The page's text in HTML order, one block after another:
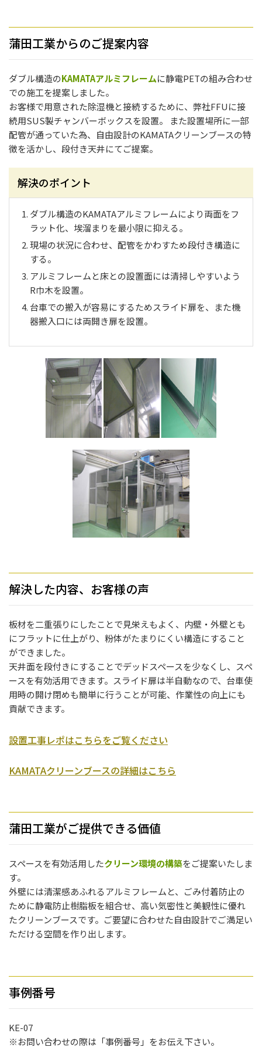
蒲田工業からのご提案内容
ダブル構造のKAMATAアルミフレームに静電PETの組み合わせ
での施工を提案しました。
お客様で用意された除湿機と接続するために、弊社FFUに接
続用SUS製チャンバーボックスを設置。 また設置場所に一部
配管が通っていた為、自由設計のKAMATAクリーンブースの特
徴を活かし、段付き天井にてご提案。
解決のポイント
ダブル構造のKAMATAアルミフレームにより両面をフ
ラット化、埃溜まりを最小限に抑える。
現場の状況に合わせ、配管をかわすため段付き構造に
する。
アルミフレームと床との設置面には清掃しやすいよう
R巾木を設置。
台車での搬入が容易にするためスライド扉を、また機
器搬入口には両開き扉を設置。
解決した内容、お客様の声
板材を二重張りにしたことで見栄えもよく、内壁・外壁とも
にフラットに仕上がり、粉体がたまりにくい構造にすること
ができました。
天井面を段付きにすることでデッドスペースを少なくし、スペ
ースを有効活用できます。スライド扉は半自動なので、台車使
用時の開け閉めも簡単に行うことが可能、作業性の向上にも
貢献できます。
設置工事レポはこちらをご覧ください
KAMATAクリーンブースの詳細はこちら
蒲田工業がご提供できる価値
スペースを有効活用したクリーン環境の構築をご提案いたしま
す。
外壁には清潔感あふれるアルミフレームと、ごみ付着防止の
ために静電防止樹脂板を組合せ、高い気密性と美観性に優れ
たクリーンブースです。ご要望に合わせた自由設計でご満足い
ただける空間を作り出します。
事例番号
KE-07
※お問い合わせの際は「事例番号」をお伝え下さい。